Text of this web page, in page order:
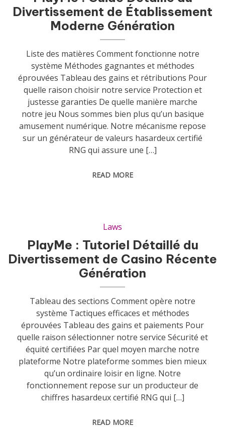
Divertissement de Établissement
Moderne Génération
Liste des matières Comment fonctionne notre
système Méthodes gagnantes et méthodes
éprouvées Tableau des gains et rétributions Pour
quelle raison choisir notre service Protection et
justesse garanties De quelle manière marche
notre jeu Nous sommes bien plus qu’un basique
amusement numérique. Notre mécanisme repose
sur un générateur de valeurs hasardeux certifié
RNG qui assure une […]
READ MORE
Laws
PlayMe : Tutoriel Détaillé du
Divertissement de Casino Récente
Génération
Tableau des sections Comment opère notre
système Tactiques efficaces et méthodes
éprouvées Tableau des gains et paiements Pour
quelle raison sélectionner notre service Sécurité et
équité certifiées Par quel moyen marche notre
plateforme Notre plateforme sommes bien mieux
qu’un ordinaire loisir en ligne. Notre
fonctionnement repose sur un producteur de
chiffres hasardeux certifié RNG qui […]
READ MORE